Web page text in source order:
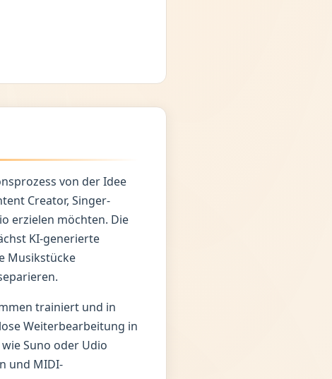
von der Idee
Creator, Singer-
erzielen möchten. Die
KI-generierte
Musikstücke
trainiert und in
Weiterbearbeitung in
Suno oder Udio
und MIDI-